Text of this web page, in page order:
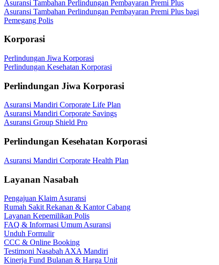
Asuransi Tambahan Perlindungan Pembayaran Premi Plus
Asuransi Tambahan Perlindungan Pembayaran Premi Plus bagi
Pemegang Polis
Korporasi
Perlindungan Jiwa Korporasi
Perlindungan Kesehatan Korporasi
Perlindungan Jiwa Korporasi
Asuransi Mandiri Corporate Life Plan
Asuransi Mandiri Corporate Savings
Asuransi Group Shield Pro
Perlindungan Kesehatan Korporasi
Asuransi Mandiri Corporate Health Plan
Layanan Nasabah
Pengajuan Klaim Asuransi
Rumah Sakit Rekanan & Kantor Cabang
Layanan Kepemilikan Polis
FAQ & Informasi Umum Asuransi
Unduh Formulir
CCC & Online Booking
Testimoni Nasabah AXA Mandiri
Kinerja Fund Bulanan & Harga Unit